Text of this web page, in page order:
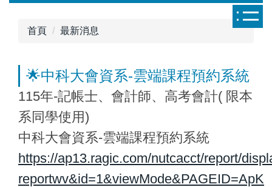
首頁 最新消息
🌟中科大會資系-雲端課程預約系統
115年-記帳士、會計師、高考會計( 限本
系同學使用)
中科大會資系-雲端課程預約系統
https://ap13.ragic.com/nutcacct/report/
reportwv&id=1&viewMode&PAGEID=ApK